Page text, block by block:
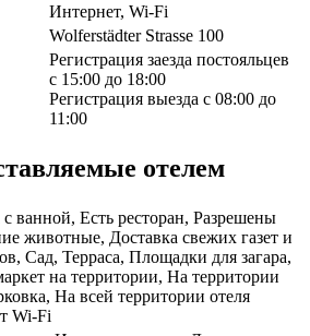
Интернет, Wi-Fi
Wolferstädter Strasse 100
Регистрация заезда постояльцев
с 15:00 до 18:00
Регистрация выезда с 08:00 до
11:00
отелем
ванной, Есть ресторан, Разрешены
животные, Доставка свежих газет и
Сад, Терраса, Площадки для загара,
на территории, На территории
На всей территории отеля
Wi-Fi